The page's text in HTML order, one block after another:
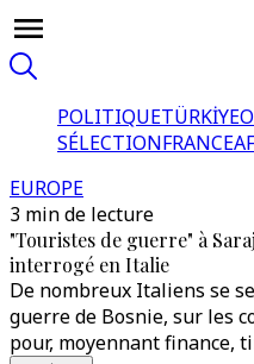
POLITIQUETÜRKİYE
SÉLECTIONFRANCE
EUROPE
3 min de lecture
"Touristes de guerre" à
interrogé en Italie
De nombreux Italiens se
guerre de Bosnie, sur les
pour, moyennant finance,